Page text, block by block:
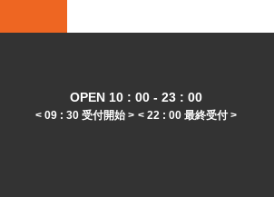
OPEN 10 : 00 - 23 : 00
< 09 : 30 受付開始 > < 22 : 00 最終受付 >